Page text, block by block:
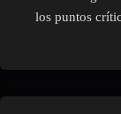
los puntos